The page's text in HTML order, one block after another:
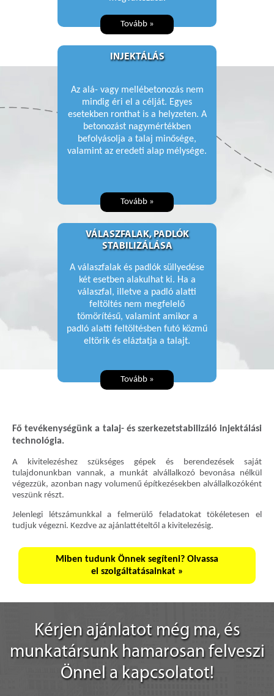
Tovább »
INJEKTÁLÁS
Az alá- vagy mellébetonozás nem
mindig éri el a célját. Egyes
esetekben ronthat is a helyzeten. A
betonozást nagymértékben
befolyásolja a talaj minősége,
valamint az eredeti alap mélysége.
Tovább »
VÁLASZFALAK, PADLÓK
STABILIZÁLÁSA
A válaszfalak és padlók süllyedése
két esetben alakulhat ki. Ha a
válaszfal, illetve a padló alatti
feltöltés nem megfelelő
tömörítésű, valamint amikor a
padló alatti feltöltésben futó közmű
eltörik és eláztatja a talajt.
Tovább »
Fő tevékenységünk a talaj- és szerkezetstabilizáló injektálási
technológia.
A kivitelezéshez szükséges gépek és berendezések saját
tulajdonunkban vannak, a munkát alvállalkozó bevonása nélkül
végezzük, azonban nagy volumenű építkezésekben alvállalkozóként
veszünk részt.
Jelenlegi létszámunkkal a felmerülő feladatokat tökéletesen el
tudjuk végezni. Kezdve az ajánlattételtől a kivitelezésig.
Miben tudunk Önnek segíteni? Olvassa
el szolgáltatásainkat »
Kérjen ajánlatot még ma, és
munkatársunk hamarosan felveszi
Önnel a kapcsolatot!